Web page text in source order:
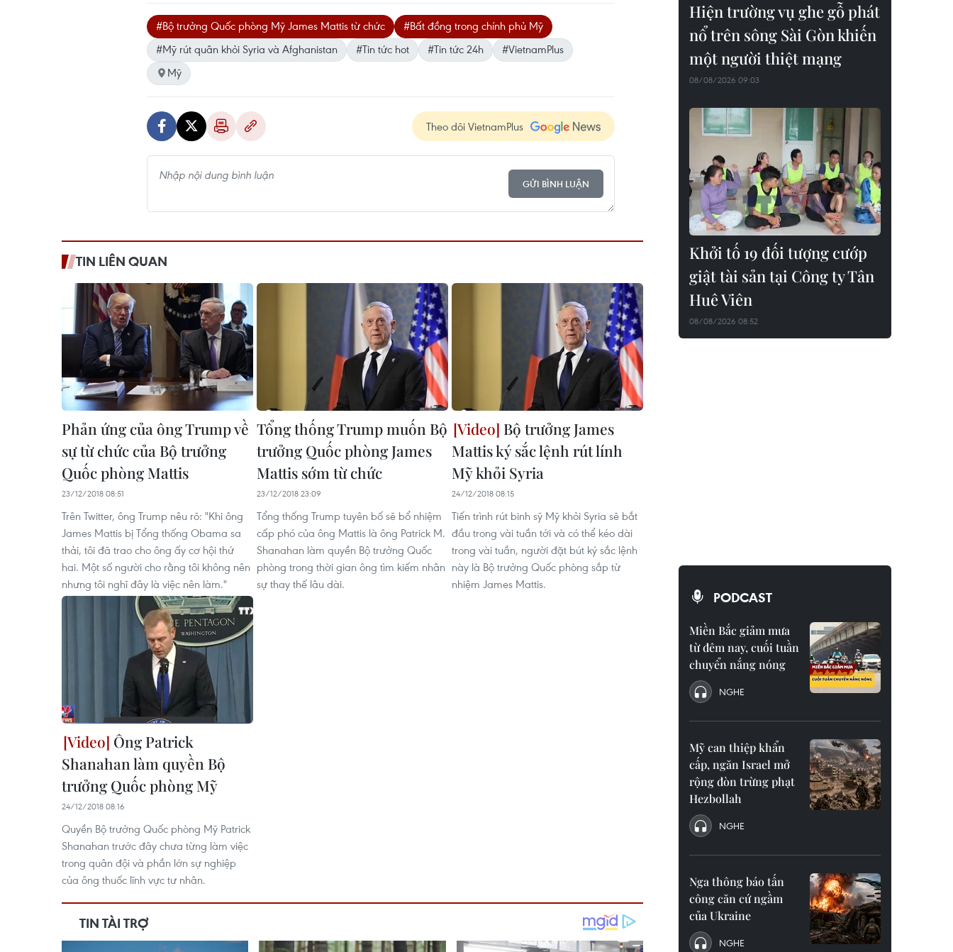
#Bộ trưởng Quốc phòng Mỹ James Mattis từ chức
#Bất đồng trong chính phủ Mỹ
#Mỹ rút quân khỏi Syria và Afghanistan
#Tin tức hot #Tin tức 24h
#VietnamPlus
Mỹ
Theo dõi VietnamPlus
GỬI BÌNH LUẬN
TIN LIÊN QUAN
Phản ứng của ông Trump về
sự từ chức của Bộ trưởng
Quốc phòng Mattis
23/12/2018 08:51
Trên Twitter, ông Trump nêu rõ: "Khi ông
James Mattis bị Tổng thống Obama sa
thải, tôi đã trao cho ông ấy cơ hội thứ
hai. Một số người cho rằng tôi không nên
nhưng tôi nghĩ đây là việc nên làm."
Tổng thống Trump muốn Bộ
trưởng Quốc phòng James
Mattis sớm từ chức
23/12/2018 23:09
Tổng thống Trump tuyên bố sẽ bổ nhiệm
cấp phó của ông Mattis là ông Patrick M.
Shanahan làm quyền Bộ trưởng Quốc
phòng trong thời gian ông tìm kiếm nhân
sự thay thế lâu dài.
Bộ trưởng James
Mattis ký sắc lệnh rút lính
Mỹ khỏi Syria
24/12/2018 08:15
Tiến trình rút binh sỹ Mỹ khỏi Syria sẽ bắt
đầu trong vài tuần tới và có thể kéo dài
trong vài tuần, người đặt bút ký sắc lệnh
này là Bộ trưởng Quốc phòng sắp từ
nhiệm James Mattis.
Ông Patrick
Shanahan làm quyền Bộ
trưởng Quốc phòng Mỹ
24/12/2018 08:16
Quyền Bộ trưởng Quốc phòng Mỹ Patrick
Shanahan trước đây chưa từng làm việc
trong quân đội và phần lớn sự nghiệp
của ông thuốc lĩnh vực tư nhân.
Hiện trường vụ ghe gỗ phát
nổ trên sông Sài Gòn khiến
một người thiệt mạng
08/08/2026 09:03
Khởi tố 19 đối tượng cướp
giật tài sản tại Công ty Tân
Huê Viên
08/08/2026 08:52
PODCAST
Miền Bắc giảm mưa
từ đêm nay, cuối tuần
chuyển nắng nóng
NGHE
Mỹ can thiệp khẩn
cấp, ngăn Israel mở
rộng đòn trừng phạt
Hezbollah
NGHE
Nga thông báo tấn
công căn cứ ngầm
của Ukraine
NGHE